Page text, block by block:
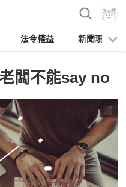
法令權益 新聞現場
闆不能say no